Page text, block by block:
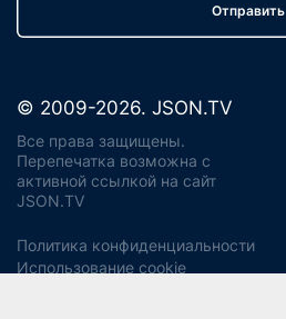
Отправить
© 2009-2026. JSON.TV
Все права защищены.
Перепечатка возможна с
активной ссылкой на сайт
JSON.TV
Политика конфиденциальности
Использование cookie